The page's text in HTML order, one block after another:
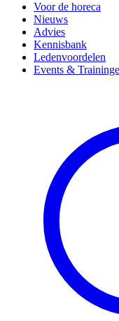
Voor de horeca
Nieuws
Advies
Kennisbank
Ledenvoordelen
Events &